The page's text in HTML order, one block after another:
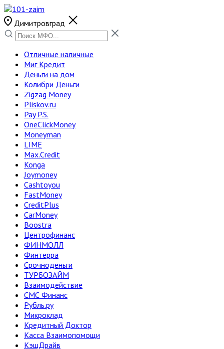
Димитровград
Отличные наличные
Миг Кредит
Деньги на дом
Колибри Деньги
Zigzag Money
Pliskov.ru
Pay P.S.
OneClickMoney
Moneyman
LIME
Max.Credit
Konga
Joymoney
Cashtoyou
FastMoney
CreditPlus
CarMoney
Boostra
Центрофинанс
ФИНМОЛЛ
Финтерра
Срочноденьги
ТУРБОЗАЙМ
Взаимодействие
СМС Финанс
Рубль.ру
Микроклад
Кредитный Доктор
Касса Взаимопомощи
КэшДрайв